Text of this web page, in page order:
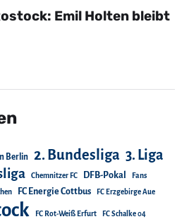
Emil Holten bleibt
Berlin 2. Bundesliga 3. Liga
Chemnitzer FC DFB-Pokal Fans
FC Energie Cottbus FC Erzgebirge Aue
FC Rot-Weiß Erfurt FC Schalke 04